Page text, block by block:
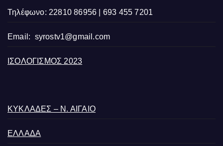
Τηλέφωνο: 22810 86956 | 693 455 7201
Email: syrostv1@gmail.com
ΙΣΟΛΟΓΙΣΜΟΣ 2023
ΚΥΚΛΑΔΕΣ – Ν. ΑΙΓΑΙΟ
ΕΛΛΑΔΑ